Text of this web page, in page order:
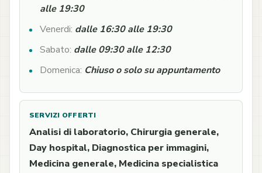
alle 19:30
Venerdi: dalle 16:30 alle 19:30
Sabato: dalle 09:30 alle 12:30
Domenica: Chiuso o solo su appuntamento
SERVIZI OFFERTI
Analisi di laboratorio, Chirurgia generale,
Day hospital, Diagnostica per immagini,
Medicina generale, Medicina specialistica